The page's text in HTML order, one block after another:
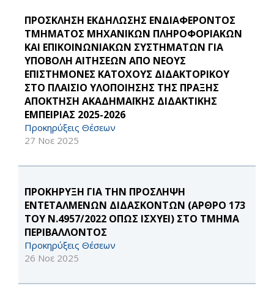
ΠΡΟΣΚΛΗΣΗ ΕΚΔΗΛΩΣΗΣ ΕΝΔΙΑΦΕΡΟΝΤΟΣ
ΤΜΗΜΑΤΟΣ ΜΗΧΑΝΙΚΩΝ ΠΛΗΡΟΦΟΡΙΑΚΩΝ
ΚΑΙ ΕΠΙΚΟΙΝΩΝΙΑΚΩΝ ΣΥΣΤΗΜΑΤΩΝ ΓΙΑ
ΥΠΟΒΟΛΗ ΑΙΤΗΣΕΩΝ ΑΠΟ ΝΕΟΥΣ
ΕΠΙΣΤΗΜΟΝΕΣ ΚΑΤΟΧΟΥΣ ΔΙΔΑΚΤΟΡΙΚΟΥ
ΣΤΟ ΠΛΑΙΣΙΟ ΥΛΟΠΟΙΗΣΗΣ ΤΗΣ ΠΡΑΞΗΣ
ΑΠΟΚΤΗΣΗ ΑΚΑΔΗΜΑΪΚΗΣ ΔΙΔΑΚΤΙΚΗΣ
ΕΜΠΕΙΡΙΑΣ 2025-2026
Προκηρύξεις Θέσεων
27 Νοε 2025
ΠΡΟΚΗΡΥΞΗ ΓΙΑ ΤΗΝ ΠΡΟΣΛΗΨΗ
ΕΝΤΕΤΑΛΜΕΝΩΝ ΔΙΔΑΣΚΟΝΤΩΝ (ΑΡΘΡΟ 173
ΤΟΥ Ν.4957/2022 ΟΠΩΣ ΙΣΧΥΕΙ) ΣΤΟ ΤΜΗΜΑ
ΠΕΡΙΒΑΛΛΟΝΤΟΣ
Προκηρύξεις Θέσεων
26 Νοε 2025